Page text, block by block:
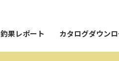
釣果レポート カタログダウン